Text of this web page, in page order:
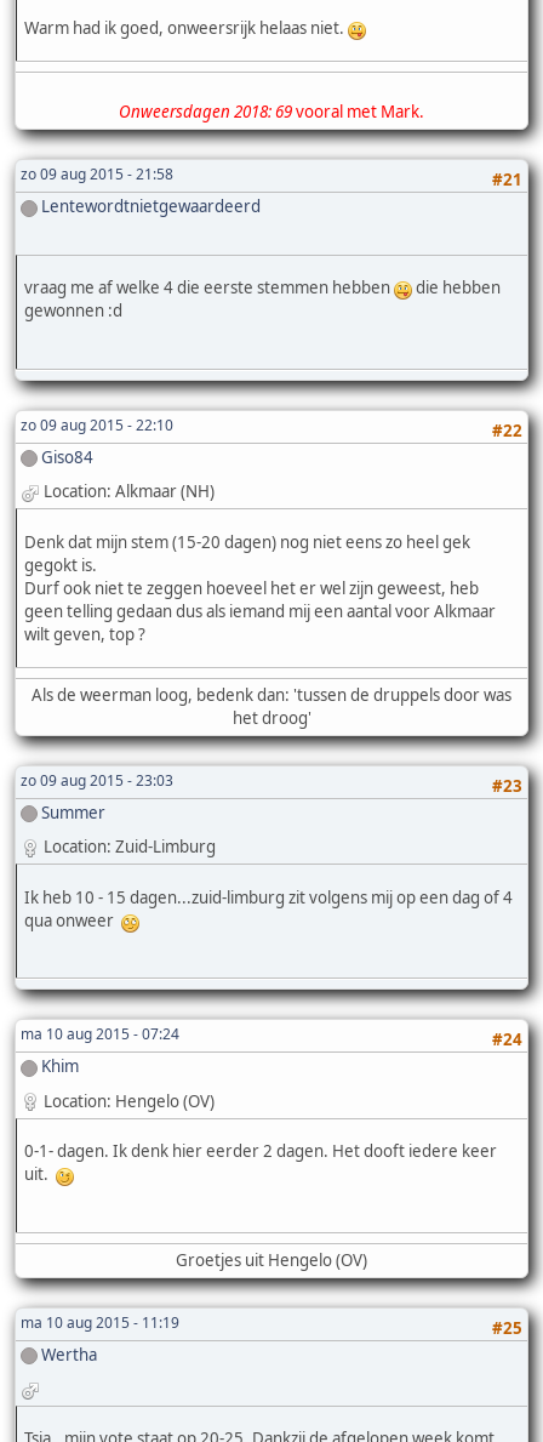
Warm had ik goed, onweersrijk helaas niet.
Onweersdagen 2018: 69vooral met Mark.
zo 09 aug 2015 - 21:58
#21
Lentewordtnietgewaardeerd
vraag me af welke 4 die eerste stemmen hebben
die hebben
gewonnen :d
zo 09 aug 2015 - 22:10
#22
Giso84
Location: Alkmaar (NH)
Denk dat mijn stem (15-20 dagen) nog niet eens zo heel gek
gegokt is.
Durf ook niet te zeggen hoeveel het er wel zijn geweest, heb
geen telling gedaan dus als iemand mij een aantal voor Alkmaar
wilt geven, top ?
Als de weerman loog, bedenk dan: 'tussen de druppels door was
het droog'
zo 09 aug 2015 - 23:03
#23
Summer
Location: Zuid-Limburg
Ik heb 10 - 15 dagen...zuid-limburg zit volgens mij op een dag of 4
qua onweer
ma 10 aug 2015 - 07:24
#24
Khim
Location: Hengelo (OV)
0-1- dagen. Ik denk hier eerder 2 dagen. Het dooft iedere keer
uit.
Groetjes uit Hengelo (OV)
ma 10 aug 2015 - 11:19
#25
Wertha